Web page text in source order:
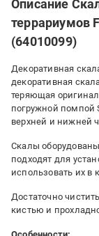
Описание
террариумов
(64010099)
Декоративная
декоративная
теряющая
погружной помпой
верхней и нижней
Скалы
подходят для
использовать их в
Достаточно
кистью и